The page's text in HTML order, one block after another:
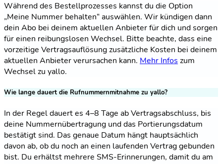
Während des Bestellprozesses kannst du die Option
„Meine Nummer behalten“ auswählen. Wir kündigen dann
dein Abo bei deinem aktuellen Anbieter für dich und sorgen
für einen reibungslosen Wechsel. Bitte beachte, dass eine
vorzeitige Vertragsauflösung zusätzliche Kosten bei deinem
aktuellen Anbieter verursachen kann. Mehr Infos zum
Wechsel zu yallo.
Wie lange dauert die Rufnummernmitnahme zu yallo?
In der Regel dauert es 4–8 Tage ab Vertragsabschluss, bis
deine Nummernübertragung und das Portierungsdatum
bestätigt sind. Das genaue Datum hängt hauptsächlich
davon ab, ob du noch an einen laufenden Vertrag gebunden
bist. Du erhältst mehrere SMS-Erinnerungen, damit du am